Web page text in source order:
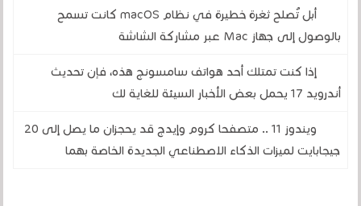
أبل تُصلح ثغرة خطيرة في نظام macOS كانت تسمح
بالوصول إلى جهاز Mac عبر مشاركة الشاشة
إذا كنت تمتلك أحد هواتف سامسونج هذه، فإن تحديث
أندرويد 17 يحمل بعض الأخبار السيئة للغاية لك
ويندوز 11 .. متصفحا كروم وإيدج قد يحجزان ما يصل إلى 20
جيجابايت لميزات الذكاء الاصطناعي الجديدة الخاصة بهما